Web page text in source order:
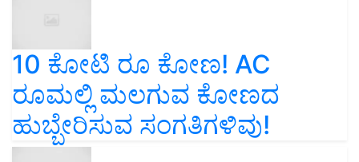
10 ಕೋಟಿ ರೂ ಕೋಣ! AC
ರೂಮಲ್ಲಿ ಮಲಗುವ ಕೋಣದ
ಹುಬ್ಬೇರಿಸುವ ಸಂಗತಿಗಳಿವು!